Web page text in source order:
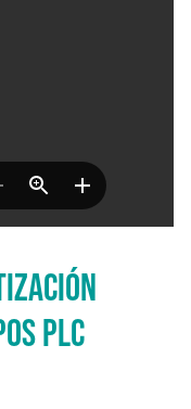
PLC